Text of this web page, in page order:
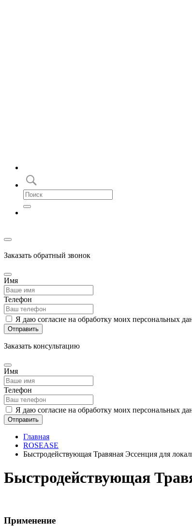
Заказать обратный звонок
Имя
Телефон
Я даю согласие на обработку моих персональных
Отправить
Заказать консультацию
Имя
Телефон
Я даю согласие на обработку моих персональных
Отправить
Главная
ROSEASE
Быстродействующая Травяная Эссенция для
Быстродействующая
Применение